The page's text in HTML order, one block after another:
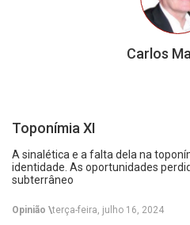
Carlos
Toponímia XI
A sinalética e a falta dela na
identidade. As oportunidades
subterrâneo
Opinião \terça-feira, julho 16, 2024